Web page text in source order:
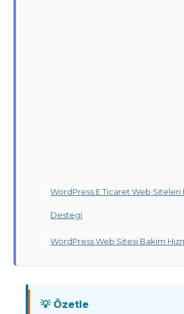
WordPress E Ticaret Web Siteleri
Destegi
WordPress Web Sitesi Bakim
💡 Özetle